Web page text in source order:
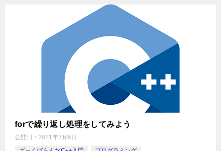
forで繰り返し処理をしてみよう
公開日： 2021年3月6日